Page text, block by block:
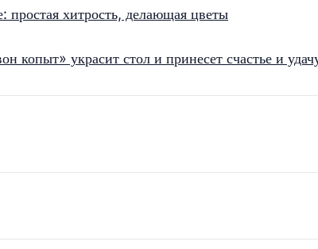
простая хитрость, делающая цветы
копыт» украсит стол и принесет счастье и